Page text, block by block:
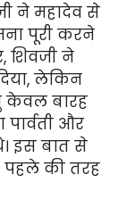
ने महादेव से
पूरी करने
शिवजी ने
लेकिन
केवल बारह
पार्वती और
इस बात से
पहले की तरह